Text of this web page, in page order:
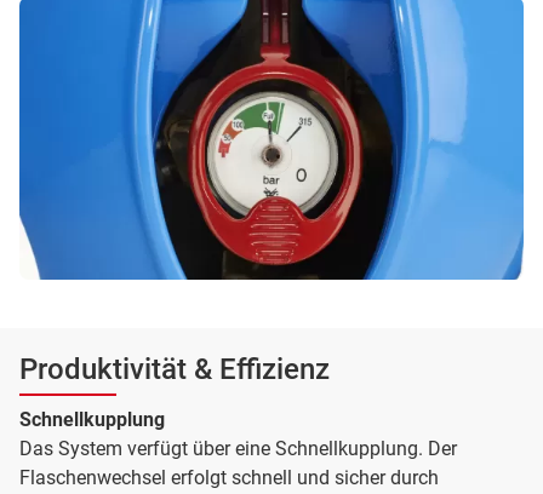
Produktivität & Effizienz
Schnellkupplung
Das System verfügt über eine Schnellkupplung. Der
Flaschenwechsel erfolgt schnell und sicher durch